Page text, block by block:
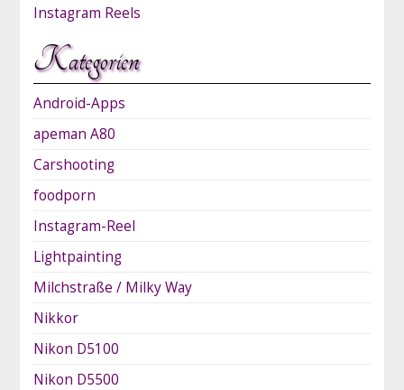
Instagram Reels
Kategorien
Android-Apps
apeman A80
Carshooting
foodporn
Instagram-Reel
Lightpainting
Milchstraße / Milky Way
Nikkor
Nikon D5100
Nikon D5500